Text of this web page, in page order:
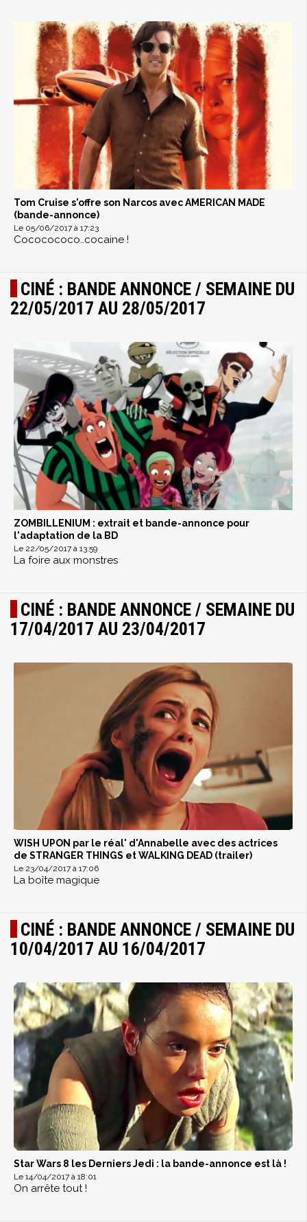
Tom Cruise s'offre son Narcos avec AMERICAN MADE
(bande-annonce)
Le 05/06/2017 à 17:23
Cococococo..cocaine !
CINÉ : BANDE ANNONCE / SEMAINE DU
22/05/2017 AU 28/05/2017
ZOMBILLENIUM : extrait et bande-annonce pour
l'adaptation de la BD
Le 22/05/2017 à 13:59
La foire aux monstres
CINÉ : BANDE ANNONCE / SEMAINE DU
17/04/2017 AU 23/04/2017
WISH UPON par le réal' d'Annabelle avec des actrices
de STRANGER THINGS et WALKING DEAD (trailer)
Le 23/04/2017 à 17:06
La boîte magique
CINÉ : BANDE ANNONCE / SEMAINE DU
10/04/2017 AU 16/04/2017
Star Wars 8 les Derniers Jedi : la bande-annonce est là !
Le 14/04/2017 à 18:01
On arrête tout !